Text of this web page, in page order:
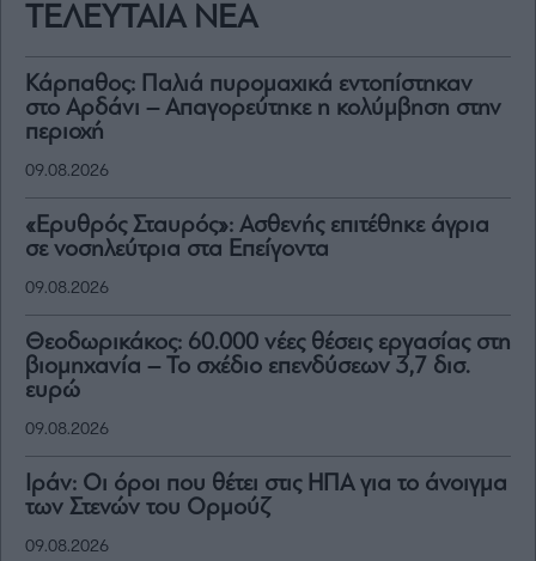
ΤΕΛΕΥΤΑΙΑ ΝΕΑ
Κάρπαθος: Παλιά πυρομαχικά εντοπίστηκαν
στο Αρδάνι – Απαγορεύτηκε η κολύμβηση στην
περιοχή
09.08.2026
«Ερυθρός Σταυρός»: Ασθενής επιτέθηκε άγρια
σε νοσηλεύτρια στα Επείγοντα
09.08.2026
Θεοδωρικάκος: 60.000 νέες θέσεις εργασίας στη
βιομηχανία – Το σχέδιο επενδύσεων 3,7 δισ.
ευρώ
09.08.2026
Ιράν: Οι όροι που θέτει στις ΗΠΑ για το άνοιγμα
των Στενών του Ορμούζ
09.08.2026